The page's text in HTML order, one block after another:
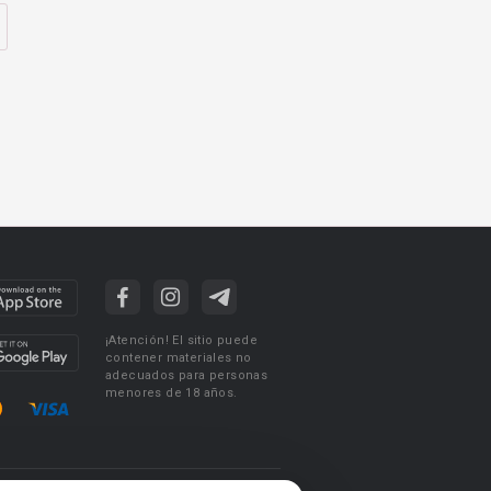
¡Atención! El sitio puede
contener materiales no
adecuados para personas
menores de 18 años.